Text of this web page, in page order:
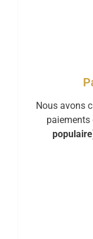
Nous avons
paiements